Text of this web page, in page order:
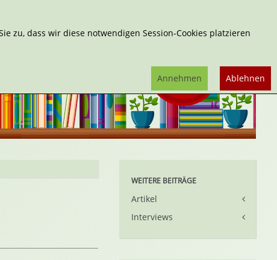
WEITERE BEITRÄGE
Artikel
Interviews
zu, dass wir diese notwendigen Session-Cookies platzieren
Ablehnen
Annehmen